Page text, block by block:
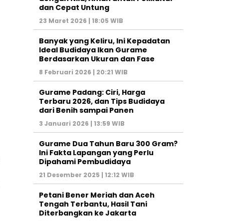
dan Cepat Untung
23 Maret 2026 | 18:05 WIB
Banyak yang Keliru, Ini Kepadatan
Ideal Budidaya Ikan Gurame
Berdasarkan Ukuran dan Fase
8 Februari 2026 | 20:21 WIB
Gurame Padang: Ciri, Harga
Terbaru 2026, dan Tips Budidaya
dari Benih sampai Panen
3 Januari 2026 | 13:59 WIB
Gurame Dua Tahun Baru 300 Gram?
Ini Fakta Lapangan yang Perlu
Dipahami Pembudidaya
21 Desember 2025 | 12:12 WIB
Petani Bener Meriah dan Aceh
Tengah Terbantu, Hasil Tani
Diterbangkan ke Jakarta